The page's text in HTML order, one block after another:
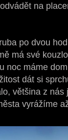
na
po dvou
má své
noc máme
dát si
většina z
vyrážíme